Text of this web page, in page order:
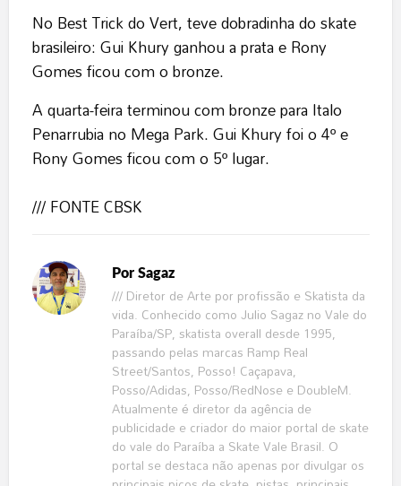
No Best Trick do Vert, teve dobradinha do skate
brasileiro: Gui Khury ganhou a prata e Rony
Gomes ficou com o bronze.
A quarta-feira terminou com bronze para Italo
Penarrubia no Mega Park. Gui Khury foi o 4º e
Rony Gomes ficou com o 5º lugar.
/// FONTE CBSK
Por Sagaz
/// Diretor de Arte por profissão e Skatista da
vida. Conhecido como Julio Sagaz no Vale do
Paraíba/SP, skatista overall desde 1995,
passando pelas marcas Ramp Real
Street/Santos, Posso! Caçapava,
Posso/Adidas, Posso/RedNose e DoubleM.
Atualmente é diretor da agência de
publicidade e criador do maior portal de skate
do vale do Paraíba a Skate Vale Brasil. O
portal se destaca não apenas por divulgar os